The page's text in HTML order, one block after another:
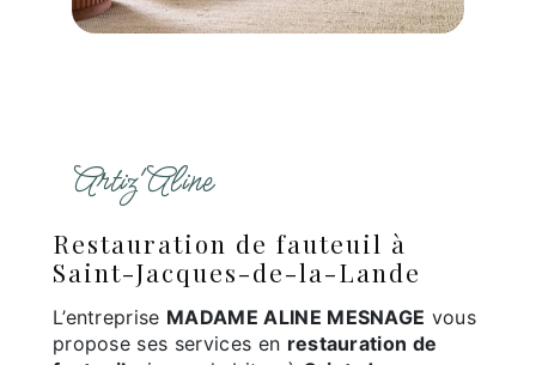
Artiz'Aline
restauration de fauteuil à
Saint-Jacques-de-la-Lande
L’entreprise MADAME ALINE MESNAGE vous
propose ses services en restauration de